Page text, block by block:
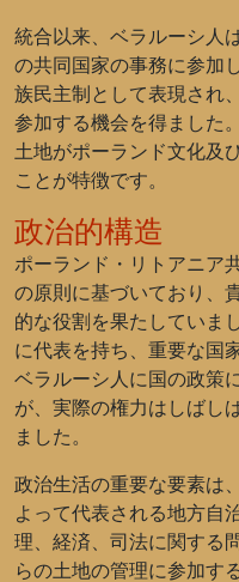
統合以来、ベラルーシ人
の共同国家の事務に参加
族民主制として表現され
参加する機会を得ました
土地がポーランド文化及
ことが特徴です。
政治的構造
ポーランド・リトアニア
の原則に基づいており、
的な役割を果たしていま
に代表を持ち、重要な国
ベラルーシ人に国の政策
が、実際の権力はしばし
ました。
政治生活の重要な要素は
よって代表される地方自
理、経済、司法に関する
らの土地の管理に参加す